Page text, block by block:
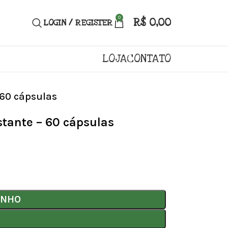
LOGIN / REGISTER 0 R$0,00
LOJACONTATO
cápsulas
– 60 cápsulas